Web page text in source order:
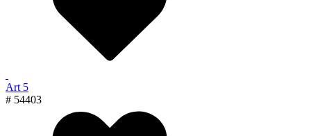
Art 5
# 54403